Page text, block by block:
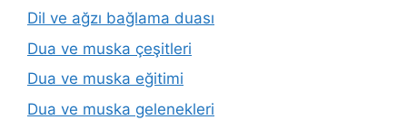
Dil ve ağzı bağlama duası
Dua ve muska çeşitleri
Dua ve muska eğitimi
Dua ve muska gelenekleri